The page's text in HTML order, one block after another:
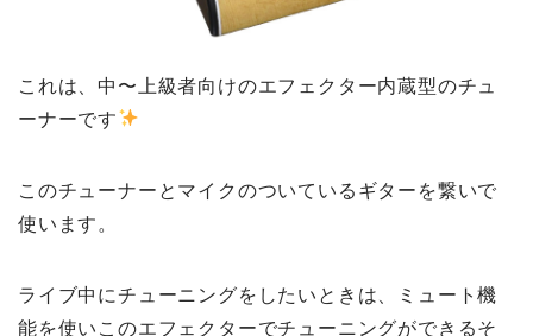
これは、中〜上級者向けのエフェクター内蔵型のチュ
ーナーです
このチューナーとマイクのついているギターを繋いで
使います。
ライブ中にチューニングをしたいときは、ミュート機
能を使いこのエフェクターでチューニングができるそ